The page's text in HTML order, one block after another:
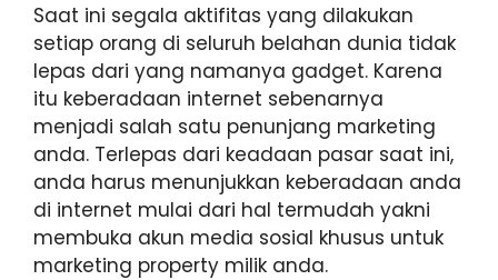
Saat ini segala aktifitas yang dilakukan
setiap orang di seluruh belahan dunia tidak
lepas dari yang namanya gadget. Karena
itu keberadaan internet sebenarnya
menjadi salah satu penunjang marketing
anda. Terlepas dari keadaan pasar saat ini,
anda harus menunjukkan keberadaan anda
di internet mulai dari hal termudah yakni
membuka akun media sosial khusus untuk
marketing property milik anda.